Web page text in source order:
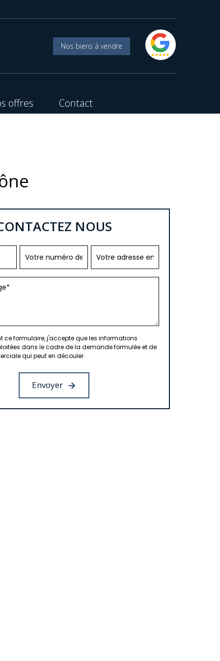
Nos biens à vendre
offres Contact
NOUS
ce formulaire, j'accepte que les informations
dans le cadre de la demande formulée et de
qui peut en découler.